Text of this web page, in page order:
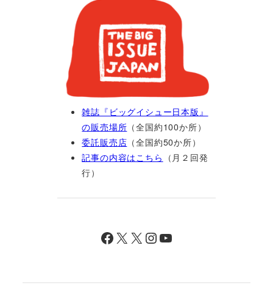
雑誌『ビッグイシュー日本版』
の販売場所 （全国約100か所）
委託販売店 （全国約50か所）
記事の内容はこちら （月２回発
行）
Facebook X X InstagramYouTube